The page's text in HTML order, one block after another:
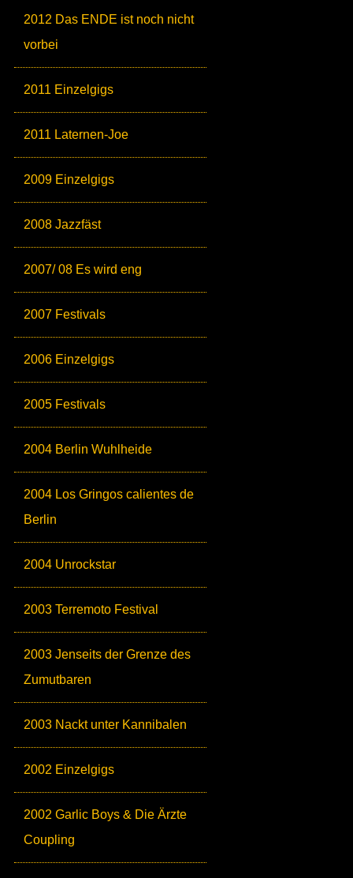
2012 Das ENDE ist noch nicht
vorbei
2011 Einzelgigs
2011 Laternen-Joe
2009 Einzelgigs
2008 Jazzfäst
2007/ 08 Es wird eng
2007 Festivals
2006 Einzelgigs
2005 Festivals
2004 Berlin Wuhlheide
2004 Los Gringos calientes de
Berlin
2004 Unrockstar
2003 Terremoto Festival
2003 Jenseits der Grenze des
Zumutbaren
2003 Nackt unter Kannibalen
2002 Einzelgigs
2002 Garlic Boys & Die Ärzte
Coupling